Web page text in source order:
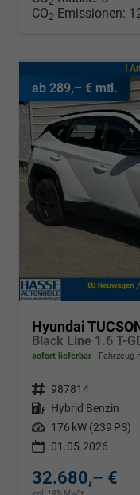
CO2-Emissionen:
ab 289,– € mtl.
Hyundai
sofort lieferbar Fahrzeug
Fahrzeugnr. 987814
Kraftstoff Hybrid Benzin
Leistung 176 kW (239 PS)
01.05.2026
32.680,– €
incl. 19% MwSt.